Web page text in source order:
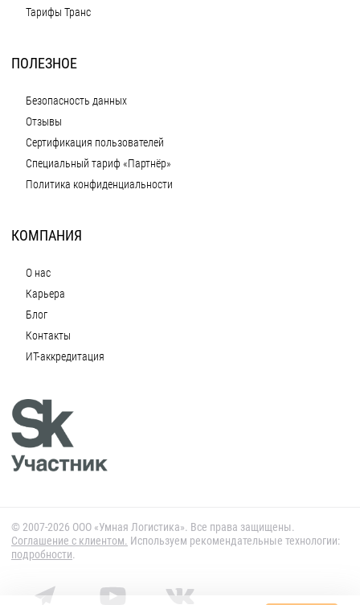
Тарифы Транс
ПОЛЕЗНОЕ
Безопасность данных
Отзывы
Сертификация пользователей
Специальный тариф «Партнёр»
Политика конфиденциальности
КОМПАНИЯ
О нас
Карьера
Блог
Контакты
ИТ-аккредитация
© 2007-2026 ООО «Умная Логистика». Все права защищены.
Cоглашение с клиентом. Используем рекомендательные технологии:
подробности.